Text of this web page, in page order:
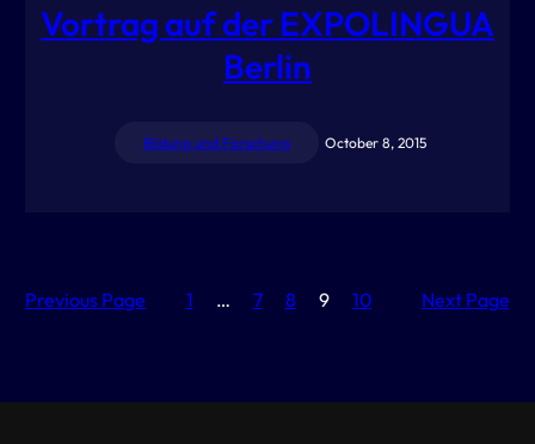
Vortrag auf der EXPOLINGUA
Berlin
Bildung und Forschung October 8, 2015
Previous Page 1 … 7 8 9 10 Next Page